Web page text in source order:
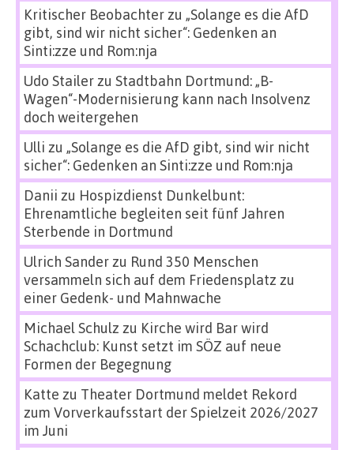
Kritischer Beobachterzu „Solange es die AfD
gibt, sind wir nicht sicher“: Gedenken an
Sinti:zze und Rom:nja
Udo Stailerzu Stadtbahn Dortmund: „B-
Wagen“-Modernisierung kann nach Insolvenz
doch weitergehen
Ulli zu „Solange es die AfD gibt, sind wir nicht
sicher“: Gedenken an Sinti:zze und Rom:nja
Danii zu Hospizdienst Dunkelbunt:
Ehrenamtliche begleiten seit fünf Jahren
Sterbende in Dortmund
Ulrich Sanderzu Rund 350 Menschen
versammeln sich auf dem Friedensplatz zu
einer Gedenk- und Mahnwache
Michael Schulz zu Kirche wird Bar wird
Schachclub: Kunst setzt im SÖZ auf neue
Formen der Begegnung
Katte zu Theater Dortmund meldet Rekord
zum Vorverkaufsstart der Spielzeit 2026/2027
im Juni